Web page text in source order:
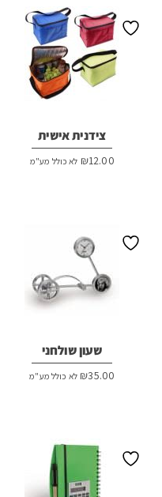
צידנית אישית
₪12.00 לא כולל מע"מ
שעון שולחני
₪35.00 לא כולל מע"מ